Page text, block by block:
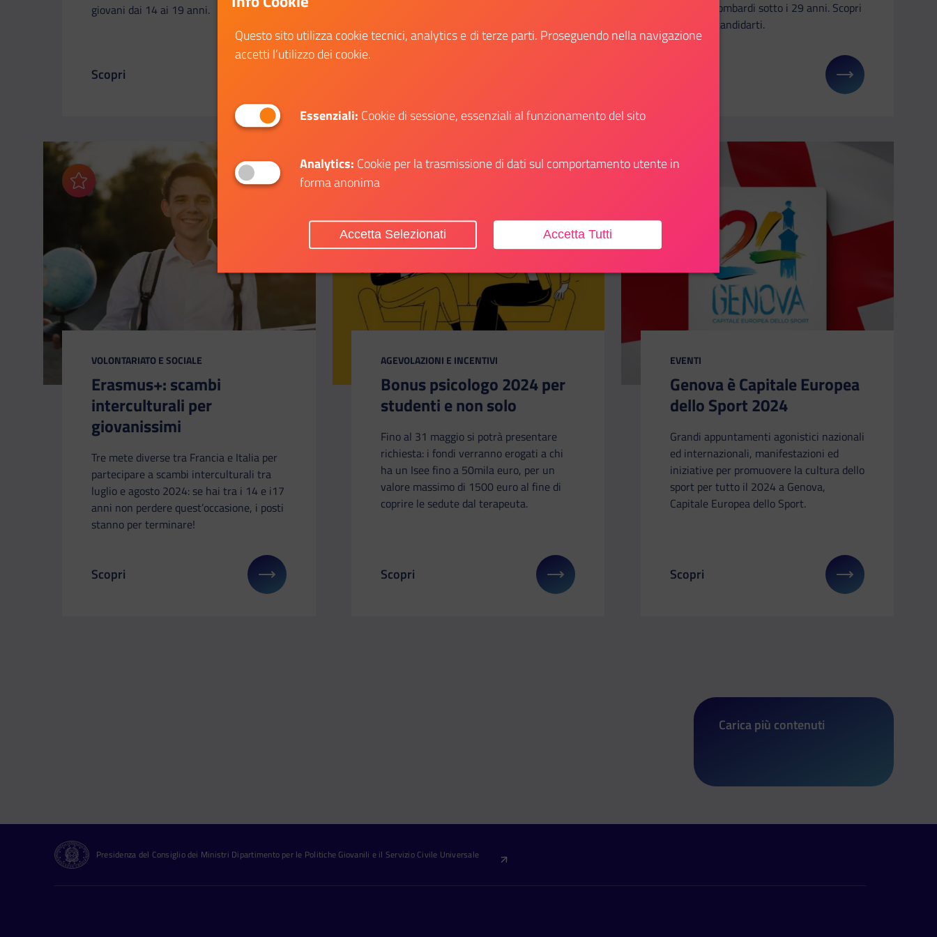
giovani dai 14 ai 19 anni.
Il link ti porterà ad avere maggiori dettagli su: Frequenze e scene di pace a Jesi
Scopri Il link ti porterà ad avere maggiori dettagli su: IDE 2024: industrie e atenei incontrano i giovani
e ragazzi lombardi sotto i 29 anni. Scopri
qui come candidarti.
Il link ti porterà ad avere maggiori dettagli su:
Aggiungi ai preferiti
CATEGORIA:
VOLONTARIATO E SOCIALE
Erasmus+: scambi
interculturali per
giovanissimi
Tre mete diverse tra Francia e Italia per
partecipare a scambi interculturali tra
luglio e agosto 2024: se hai tra i 14 e i17
anni non perdere quest’occasione, i posti
stanno per terminare!
Il link ti porterà ad avere maggiori dettagli su: Erasmus+: scambi interculturali per giovanissimi
Scopri
Aggiungi ai preferiti
CATEGORIA:
AGEVOLAZIONI E INCENTIVI
Bonus psicologo 2024 per
studenti e non solo
Fino al 31 maggio si potrà presentare
richiesta: i fondi verranno erogati a chi
ha un Isee fino a 50mila euro, per un
valore massimo di 1500 euro al fine di
coprire le sedute dal terapeuta.
Il link ti porterà ad avere maggiori dettagli su: Bonus psicologo 2024 per studenti e non solo
Scopri
CATEGORIA:
EVENTI
Genova è Capitale Europea
dello Sport 2024
Grandi appuntamenti agonistici nazionali
ed internazionali, manifestazioni ed
iniziative per promuovere la cultura dello
sport per tutto il 2024 a Genova,
Capitale Europea dello Sport.
Il link ti porterà ad avere maggiori dettagli su:
Scopri
Carica più contenuti
Presidenza del Consiglio dei Ministri Dipartimento per le Politiche Giovanili e il Servizio Civile Universale
Questo sito utilizza cookie tecnici, analytics e di terze parti. Proseguendo nella navigazione
accetti l’utilizzo dei cookie.
Essenziali: Cookie di sessione, essenziali al funzionamento del sito
Analytics: Cookie per la trasmissione di dati sul comportamento utente in
forma anonima
Accetta Tutti
Accetta Selezionati